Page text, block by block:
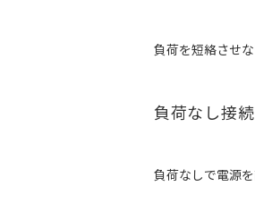
負荷を短絡させ
負荷なし接
負荷なしで電源